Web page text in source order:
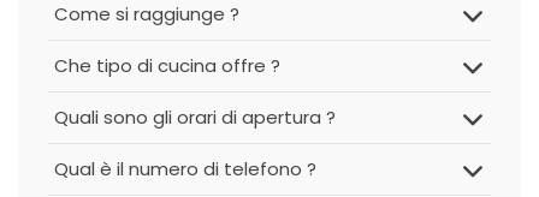
Come si raggiunge ?
Che tipo di cucina offre ?
Quali sono gli orari di apertura ?
Qual è il numero di telefono ?